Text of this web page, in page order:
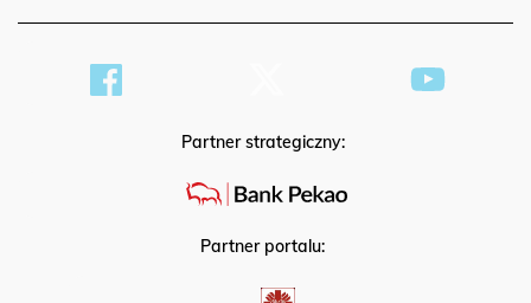
Partner strategiczny:
Partner portalu: